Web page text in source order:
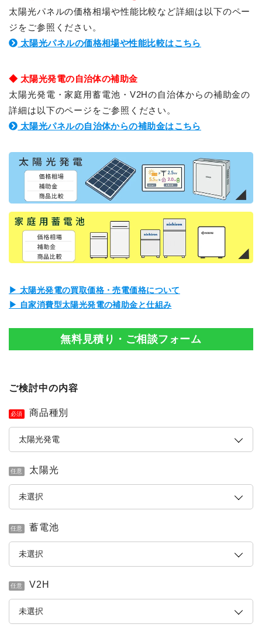
太陽光パネルの価格相場や性能比較など詳細は以下のペー
ジをご参照ください。
太陽光パネルの価格相場や性能比較はこちら
◆ 太陽光発電の自治体の補助金
太陽光発電・家庭用蓄電池・V2Hの自治体からの補助金の
詳細は以下のページをご参照ください。
太陽光パネルの自治体からの補助金はこちら
▶ 太陽光発電の買取価格・売電価格について
▶ 自家消費型太陽光発電の補助金と仕組み
無料見積り・ご相談フォーム
ご検討中の内容
必須 商品種別
任意 太陽光
任意 蓄電池
任意 V2H